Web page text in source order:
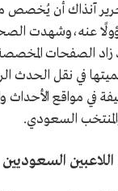
آنذاك أن يُخصص
عنه،وشهدت
زاد الصفحات
في نقل الحدث
مواقع الأحداث
السعودي.
السعوديين